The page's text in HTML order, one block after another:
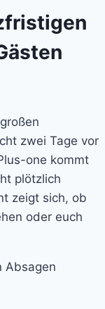
zwei Tage vor
one kommt
plötzlich
zeigt sich, ob
oder euch